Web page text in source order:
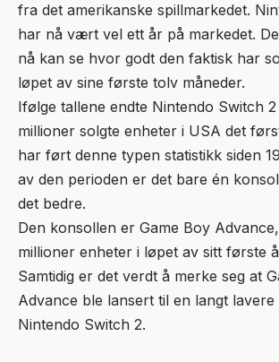
fra det amerikanske spillmarkedet.
har nå vært vel ett år på markedet.
nå kan se hvor godt den faktisk har
løpet av sine første tolv måneder.
Ifølge tallene endte Nintendo Switch
millioner solgte enheter i USA det
har ført denne typen statistikk siden
av den perioden er det bare én
det bedre.
Den konsollen er Game Boy
millioner enheter i løpet av sitt første
Samtidig er det verdt å merke seg at
Advance ble lansert til en langt
Nintendo Switch 2.